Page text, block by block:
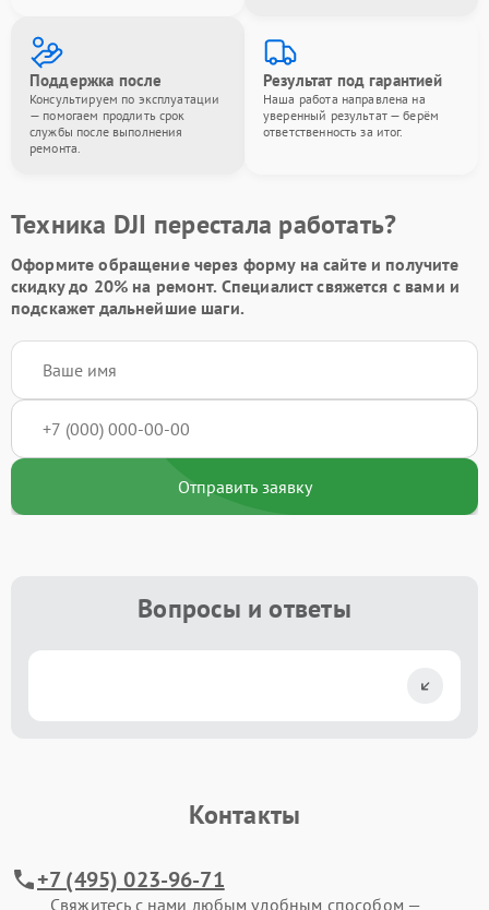
Поддержка после
Консультируем по эксплуатации
— помогаем продлить срок
службы после выполнения
ремонта.
Результат под гарантией
Наша работа направлена на
уверенный результат — берём
ответственность за итог.
Техника DJI перестала работать?
Оформите обращение через форму на сайте и получите
скидку до 20%на ремонт. Специалист свяжется с вами и
подскажет дальнейшие шаги.
Отправить заявку
Вопросы и ответы
Контакты
+7 (495) 023-96-71
Свяжитесь с нами любым удобным способом —